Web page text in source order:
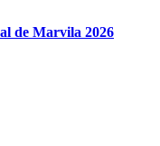
de Marvila 2026